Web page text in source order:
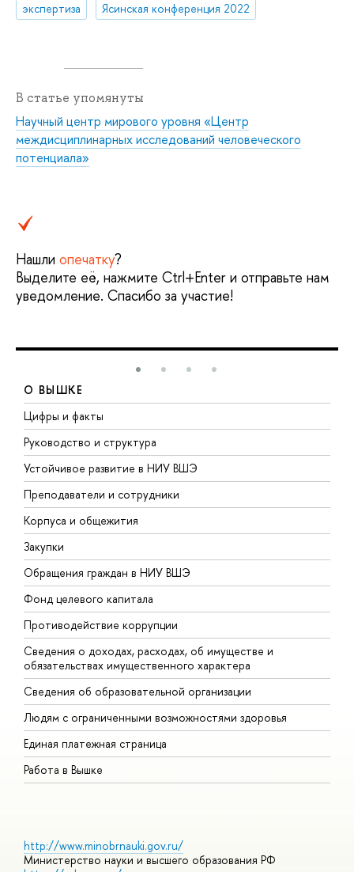
экспертиза
Ясинская конференция 2022
В статье упомянуты
Научный центр мирового уровня «Центр
междисциплинарных исследований человеческого
потенциала»
Нашли опечатку?
Выделите её, нажмите Ctrl+Enter и отправьте нам
уведомление. Спасибо за участие!
О ВЫШКЕ
Цифры и факты
Руководство и структура
Устойчивое развитие в НИУ ВШЭ
Преподаватели и сотрудники
Корпуса и общежития
Закупки
Обращения граждан в НИУ ВШЭ
Фонд целевого капитала
Противодействие коррупции
Сведения о доходах, расходах, об имуществе и
обязательствах имущественного характера
Сведения об образовательной организации
Людям с ограниченными возможностями здоровья
Единая платежная страница
Работа в Вышке
http://www.minobrnauki.gov.ru/
Министерство науки и высшего образования РФ